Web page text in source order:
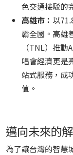
色交通接駁的
高雄市： 以
霸全國。高雄
（TNL）推
唱會經濟更是
站式服務，成
值。
邁向未來的
為了讓台灣的智慧